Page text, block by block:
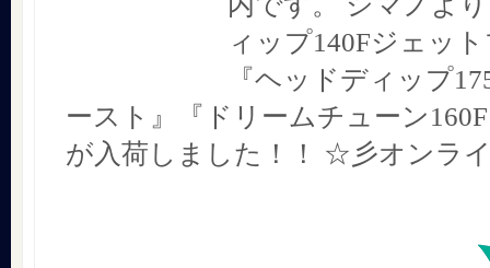
ィップ140Fジェッ
『ヘッドディップ
ースト』『ドリームチューン
が入荷しました！！ ☆彡オンラ